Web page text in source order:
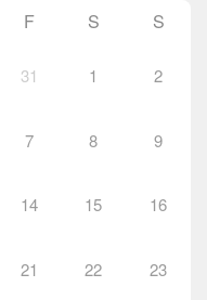
F S S
31 1 2
7 8 9
14 15 16
21 22 23